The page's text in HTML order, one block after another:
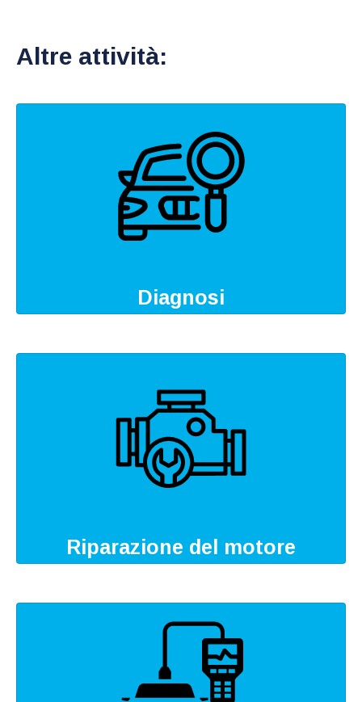
Altre attività:
Diagnosi
Riparazione del motore